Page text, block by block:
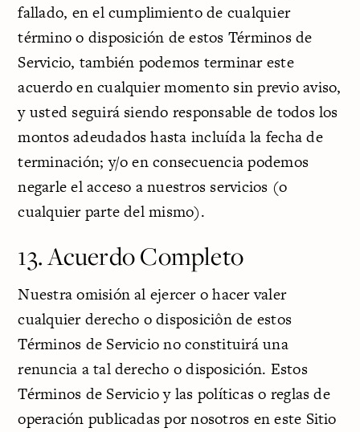
fallado, en el cumplimiento de cualquier
término o disposición de estos Términos de
Servicio, también podemos terminar este
acuerdo en cualquier momento sin previo aviso,
y usted seguirá siendo responsable de todos los
montos adeudados hasta incluída la fecha de
terminación; y/o en consecuencia podemos
negarle el acceso a nuestros servicios (o
cualquier parte del mismo).
13. Acuerdo Completo
Nuestra omisión al ejercer o hacer valer
cualquier derecho o disposiciôn de estos
Términos de Servicio no constituirá una
renuncia a tal derecho o disposición. Estos
Términos de Servicio y las políticas o reglas de
operación publicadas por nosotros en este Sitio